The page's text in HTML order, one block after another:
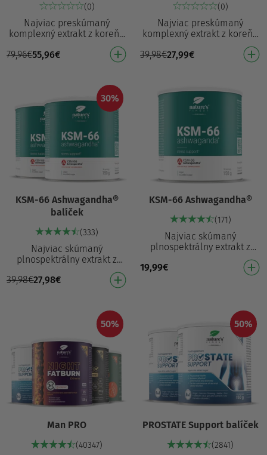
(0)
Najviac preskúmaný
komplexný extrakt z koreňa
ašvagandy Podporený viac
ako 32 štúdiami¹
Preukázateľne znižuje stres,
79,96€55,96€
(0)
Najviac preskúmaný
komplexný extrakt z koreňa
ašvagandy Podporený viac
ako 32 štúdiami¹
Preukázateľne znižuje stres,
39,98€27,99€
30%
KSM-66 Ashwagandha®
balíček
(333)
Najviac skúmaný
plnospektrálny extrakt z
koreňa ašvagandy Podložené
viac než 32 vedeckými
štúdiami¹ Preukázateľne
39,98€27,98€
KSM-66 Ashwagandha®
(171)
Najviac skúmaný
plnospektrálny extrakt z
koreňa ašvagandy Podložené
viac než 32 vedeckými
štúdiami¹ Preukázateľne
19,99€
50%
Man PRO
(40347)
50%
PROSTATE Support balíček
(2841)